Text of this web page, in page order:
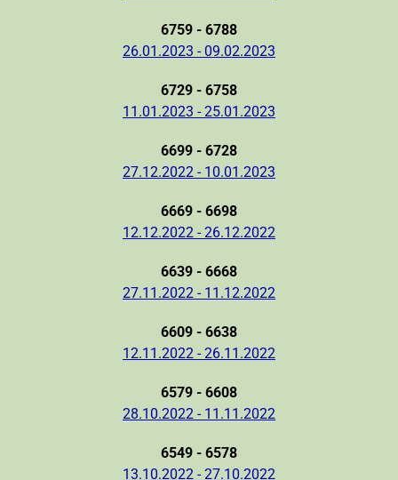
6759 - 6788
26.01.2023 - 09.02.2023
6729 - 6758
11.01.2023 - 25.01.2023
6699 - 6728
27.12.2022 - 10.01.2023
6669 - 6698
12.12.2022 - 26.12.2022
6639 - 6668
27.11.2022 - 11.12.2022
6609 - 6638
12.11.2022 - 26.11.2022
6579 - 6608
28.10.2022 - 11.11.2022
6549 - 6578
13.10.2022 - 27.10.2022